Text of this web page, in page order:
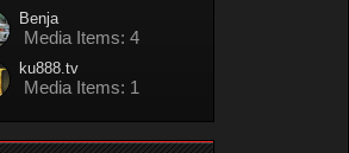
Benja
Media Items: 4
ku888.tv
Media Items: 1